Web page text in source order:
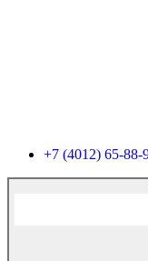
+7 (4012) 65-88-